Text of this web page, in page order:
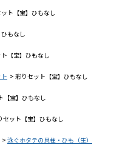
ト【宝】ひもなし
もなし
【宝】ひもなし
彩りセット【宝】ひもなし
【宝】ひもなし
セット【宝】ひもなし
泳ぐホタテの貝柱・ひも（生）